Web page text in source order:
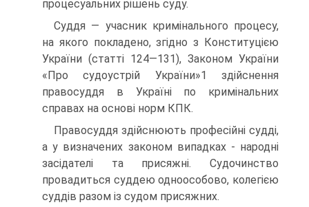
процесуальних рішень суду.
Суддя — учасник кримінального процесу,
на якого покладено, згідно з Конституцією
України (статті 124—131), Законом України
«Про судоустрій України»1 здійснення
правосуддя в Україні по кримінальних
справах на основі норм КПК.
Правосуддя здійснюють професійні судді,
а у визначених законом випадках - народні
засідателі та присяжні. Судочинство
провадиться суддею одноособово, колегією
суддів разом із судом присяжних.